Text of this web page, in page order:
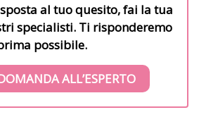
al tuo quesito, fai la tua
specialisti. Ti risponderemo
possibile.
ALL’ESPERTO